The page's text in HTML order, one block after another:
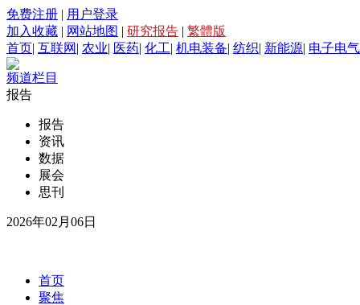
免费注册 | 用户登录
加入收藏 | 网站地图 | 研究报告 | 繁體版
首页| 互联网 | 农业| 医药| 化工| 机电装备| 纺织| 新能源| 电子电气
频道栏目
报告
报告
资讯
数据
展会
思刊
2026年02月06日
首页
聚焦